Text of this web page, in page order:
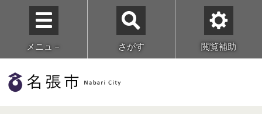
メニュ－ さがす 閲覧補助